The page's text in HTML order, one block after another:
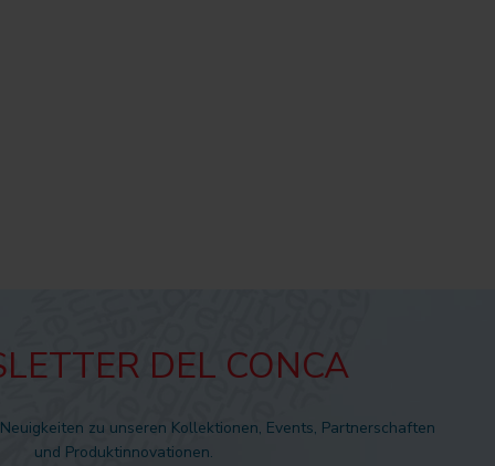
DEL CONCA
zu unseren Kollektionen, Events, Partnerschaften
und Produktinnovationen.